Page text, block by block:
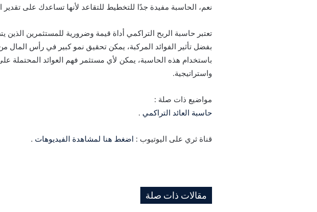
نعم، الحاسبة مفيدة جدًا للتخطيط للتقاعد لأنها تساعدك على تقدير
تعتبر حاسبة الربح التراكمي أداة قيمة وضرورية للمستثمرين الذين
بفضل تأثير الفوائد المركبة، يمكن تحقيق نمو كبير في رأس المال
باستخدام هذه الحاسبة، يمكن لأي مستثمر فهم العوائد المحتملة
واستراتيجية.
مواضيع ذات صلة :
حاسبة العائد التراكمي .
قناة ثري على اليوتيوب : اضغط هنا لمشاهدة الفيديوهات .
مقالات ذات صلة